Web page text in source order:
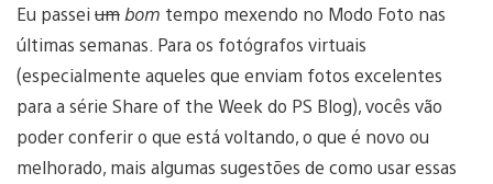
Eu passei um bom tempo mexendo no Modo Foto nas
últimas semanas. Para os fotógrafos virtuais
(especialmente aqueles que enviam fotos excelentes
para a série Share of the Week do PS Blog), vocês vão
poder conferir o que está voltando, o que é novo ou
melhorado, mais algumas sugestões de como usar essas